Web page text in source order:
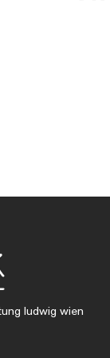
ludwig wien